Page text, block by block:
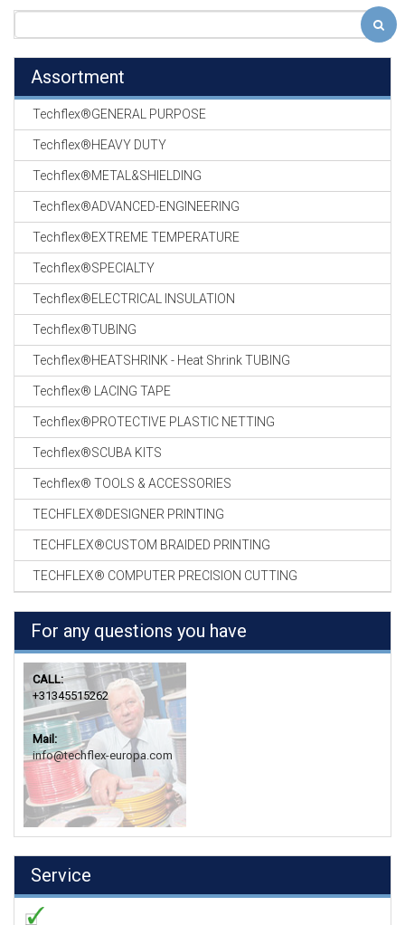
Assortment
Techflex®GENERAL PURPOSE
Techflex®HEAVY DUTY
Techflex®METAL&SHIELDING
Techflex®ADVANCED-ENGINEERING
Techflex®EXTREME TEMPERATURE
Techflex®SPECIALTY
Techflex®ELECTRICAL INSULATION
Techflex®TUBING
Techflex®HEATSHRINK - Heat Shrink TUBING
Techflex® LACING TAPE
Techflex®PROTECTIVE PLASTIC NETTING
Techflex®SCUBA KITS
Techflex® TOOLS & ACCESSORIES
TECHFLEX®DESIGNER PRINTING
TECHFLEX®CUSTOM BRAIDED PRINTING
TECHFLEX® COMPUTER PRECISION CUTTING
For any questions you have
CALL:
+31345515262
Mail:
info@techflex-europa.com
Service